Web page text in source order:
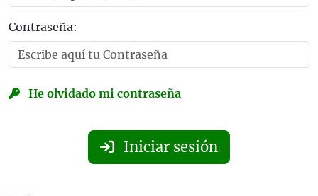
Contraseña:
He olvidado mi contraseña
Iniciar sesión